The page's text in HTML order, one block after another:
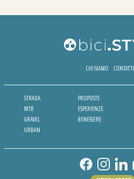
CHI SIAMO CONTATTI
STRADA
MTB
GRAVEL
URBAN
PROPOSTE
ESPERIENZE
BENESSERE